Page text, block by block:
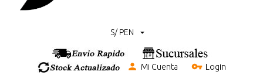
S/ PEN
Mi Cuenta Login